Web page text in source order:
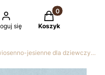
się
Produkty w
Koszyk
Czapki wiosenno-jesienne dla dziewczynek